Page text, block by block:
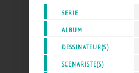
SERIE
ALBUM
DESSINATEUR(S)
SCENARISTE(S)